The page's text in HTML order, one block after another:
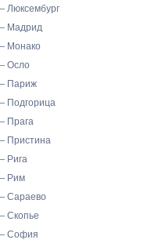
Люксембург
Мадрид
Монако
Осло
Париж
Подгорица
Прага
Пристина
Рига
Рим
Сараево
Скопье
София